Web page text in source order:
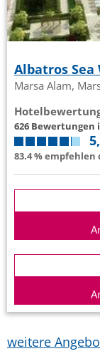
Albatros Sea
Marsa Alam,
626 Bewertungen
83.4 % empfehlen
weitere